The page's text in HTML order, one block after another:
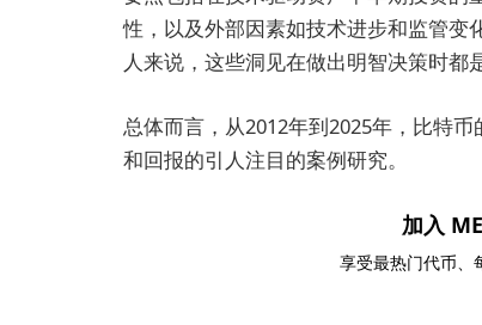
性，以及外部因素如技术进步和监管变
人来说，这些洞见在做出明智决策时都
总体而言，从2012年到2025年，比特
和回报的引人注目的案例研究。
加入
享受最热门代币、